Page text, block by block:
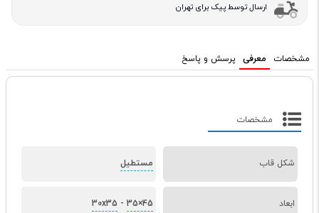
ارسال توسط پیک برای تهران
مشخصات معرفی پرسش و پاسخ
مشخصات
شکل قاب مستطیل
ابعاد 30x35 - 35×45